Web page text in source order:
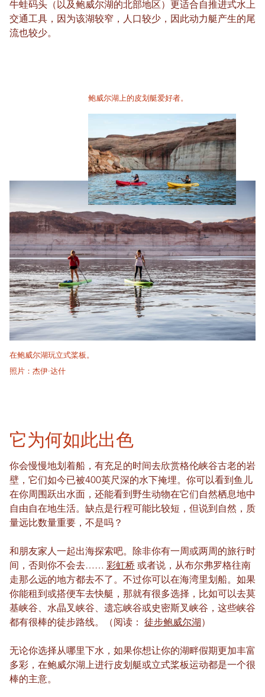
牛蛙码头（以及鲍威尔湖的北部地区）更适合自推进式水上
交通工具，因为该湖较窄，人口较少，因此动力艇产生的尾
流也较少。
鲍威尔湖上的皮划艇爱好者。
在鲍威尔湖玩立式桨板。
照片：杰伊·达什
它为何如此出色
你会慢慢地划着船，有充足的时间去欣赏格伦峡谷古老的岩
壁，它们如今已被400英尺深的水下掩埋。你可以看到鱼儿
在你周围跃出水面，还能看到野生动物在它们自然栖息地中
自由自在地生活。缺点是行程可能比较短，但说到自然，质
量远比数量重要，不是吗？
和朋友家人一起出海探索吧。除非你有一周或两周的旅行时
间，否则你不会去…… 彩虹桥 或者说，从布尔弗罗格往南
走那么远的地方都去不了。不过你可以在海湾里划船。如果
你能租到或搭便车去快艇，那就有很多选择，比如可以去莫
基峡谷、水晶叉峡谷、遗忘峡谷或史密斯叉峡谷，这些峡谷
都有很棒的徒步路线。（阅读： 徒步鲍威尔湖 ）
无论你选择从哪里下水，如果你想让你的湖畔假期更加丰富
多彩，在鲍威尔湖上进行皮划艇或立式桨板运动都是一个很
棒的主意。